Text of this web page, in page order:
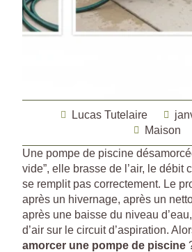
Lucas Tutelaire
Maison
Une pompe de piscine
vide”, elle brasse de l’air, le débit
se remplit pas correctement. Le
après un hivernage, après un
après une baisse du niveau
d’air sur le circuit d’aspiration.
amorcer une pompe de piscine